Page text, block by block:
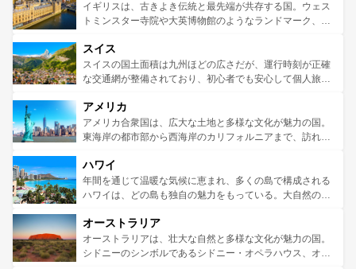
香り高いラベンダー畑など、多彩な楽しみ方が可能だ。さ
らに、パリ以外の地域にも魅力が溢れており、どの街角に
れる地方に足を運ぶとそれぞれで全く異なる文化を体験で
きるだろう。 なお、新着のフランス情報はコンテンツ一覧
を参照してほしい。
ルリンの文化的活気、バイエルン州のアルプスの絶景、そ
してライン川沿いのワイン畑といった風景は必見。ビール
は、お酒好きな人にはぜひ体験してほしい。 なお、新着の
ドイツ情報はコンテンツ一覧を参照してほしい。
イギリスは、古きよき伝統と最先端が共存する国。ウェス
トミンスター寺院や大英博物館のようなランドマーク、歴
リアごとに異なる魅力がある。また、優雅なアフタヌーン
ティー、ビール好きにはたまらない英国パブ、サッカー観
戦など、本場だからこそできる体験も豊富。イギリスを旅
ンツ一覧を参照してほしい。
スイス
スイスの国土面積は九州ほどの広さだが、運行時刻が正確
な交通網が整備されており、初心者でも安心して個人旅行
の建物がそのまま残る町や、スイスならではのユニークな
博物館もあり、アルプス観光だけでなく町歩きも満喫する
ことができる。国民の所得が高いため物価も高いが、旅行
ば市内交通費無料で観光を楽しむこともできる。 なお、新
着のスイス情報はコンテンツ一覧 を参照してほしい。
アメリカ
アメリカ合衆国は、広大な土地と多様な文化が魅力の国。
東海岸の都市部から西海岸のカリフォルニアまで、訪れる
のような巨大都市は、観光、ショッピング、エンターテイ
ンメントが詰まった刺激的なスポットだ。一方、アメリカ
西部には大自然が広がり、グランドキャニオンやイエロー
部のニューオーリンズでは、音楽と美食が融合した独特の
文化が魅力。旅行者はアメリカの各地域で異なる魅力を楽
しみながら、その多様性と豊かな歴史を感じることができ
ハワイ
年間を通じて温暖な気候に恵まれ、多くの島で構成される
ハワイは、どの島も独自の魅力をもっている。大自然の神
ワイ島は見逃せない。また、定番の観光地といえばオアフ
島だが、静かな自然を求めるならマウイ島やカウアイ島が
おすすめ。エメラルドグリーンに輝く海をはじめ、豊かな
オーストラリア
オーストラリアは、壮大な自然と多様な文化が魅力の国。
シドニーのシンボルであるシドニー・オペラハウス、オー